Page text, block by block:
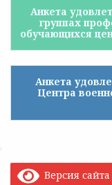
Анкета
группах
обучающихся
Анкета
Центра
Версия